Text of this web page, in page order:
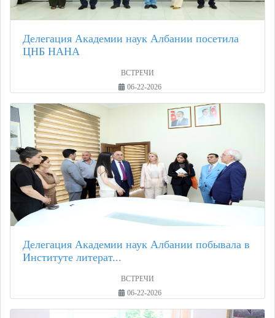
Делегация Академии наук Албании посетила
ЦНБ НАНА
ВСТРЕЧИ
06-22-2026
Делегация Академии наук Албании побывала в
Институте литерат...
ВСТРЕЧИ
06-22-2026